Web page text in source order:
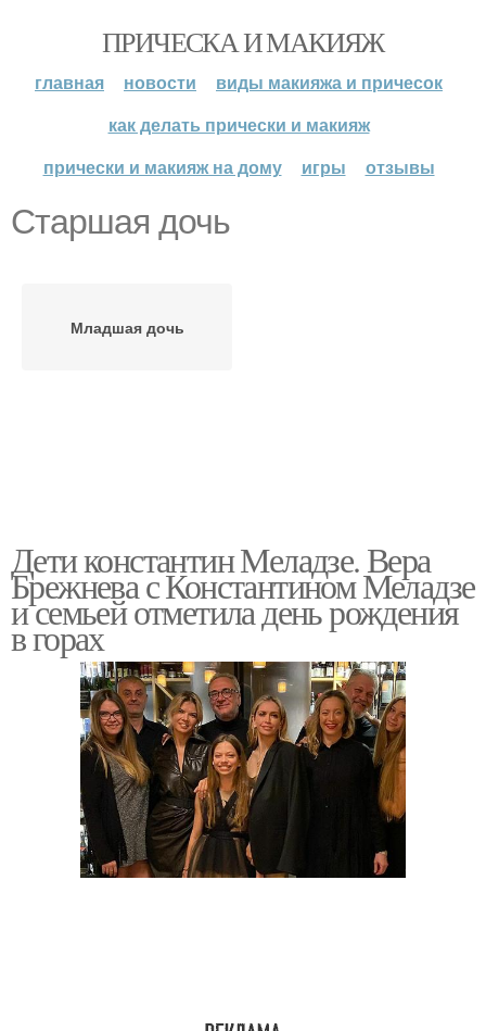
ПРИЧЕСКА И МАКИЯЖ
главная новости
виды макияжа и причесок
как делать прически и макияж
прически и макияж на дому
игры отзывы
Старшая дочь
Младшая дочь
Дети константин Меладзе. Вера
Брежнева с Константином Меладзе
и семьей отметила день рождения
в горах